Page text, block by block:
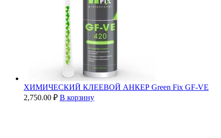
ХИМИЧЕСКИЙ КЛЕЕВОЙ АНКЕР Green Fix GF-VE
2,750.00 ₽ В корзину